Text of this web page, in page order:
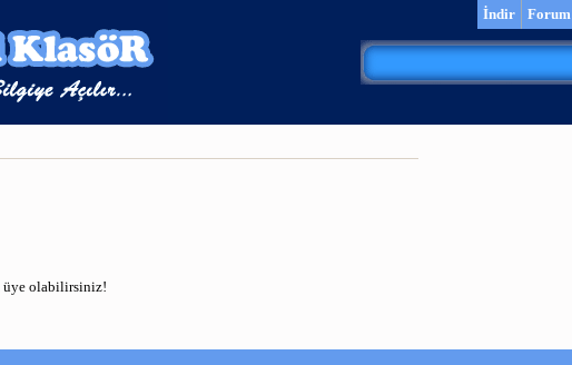
Forum
İndir
üye olabilirsiniz!